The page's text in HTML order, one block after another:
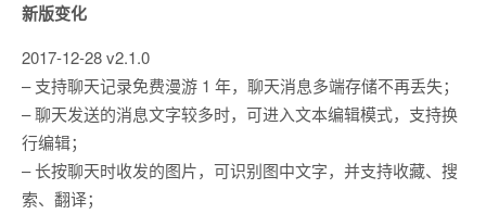
新版变化
2017-12-28 v2.1.0
– 支持聊天记录免费漫游 1 年，聊天消息多端存储不再丢失；
– 聊天发送的消息文字较多时，可进入文本编辑模式，支持换
行编辑；
– 长按聊天时收发的图片，可识别图中文字，并支持收藏、搜
索、翻译；